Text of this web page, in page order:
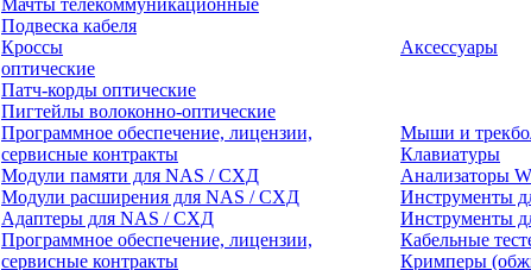
Мачты телекоммуникационные
Подвеска кабеля
Кроссы
оптические
Аксессуары
Патч-корды оптические
Пигтейлы волоконно-оптические
Программное обеспечение, лицензии,
сервисные контракты
Мыши и
Клавиатуры
Модули памяти для NAS / СХД
Модули расширения для NAS / СХД
Адаптеры для NAS / СХД
Программное обеспечение, лицензии,
сервисные контракты
Анализаторы
Инструменты
Инструменты
Кабельные
Кримперы